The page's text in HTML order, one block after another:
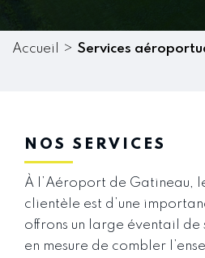
Accueil Services
NOS SERVICES
À l’Aéroport de Gatineau,
clientèle est d’une
offrons un large éventail de
en mesure de combler